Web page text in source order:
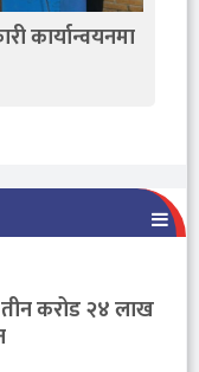
कार्यान्वयनमा
तीन करोड २४ लाख